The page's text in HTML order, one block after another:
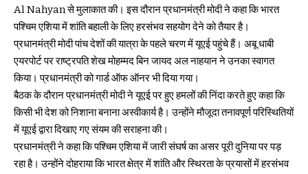
Al Nahyan से मुलाकात की। इस दौरान प्रधानमंत्री मोदी ने कहा कि भारत
पश्चिम एशिया में शांति बहाली के लिए हरसंभव सहयोग देने को तैयार है।
प्रधानमंत्री मोदी पांच देशों की यात्रा के पहले चरण में यूएई पहुंचे हैं। अबू धाबी
एयरपोर्ट पर राष्ट्रपति शेख मोहम्मद बिन जायद अल नाहयान ने उनका स्वागत
किया। प्रधानमंत्री को गार्ड ऑफ ऑनर भी दिया गया।
बैठक के दौरान प्रधानमंत्री मोदी ने यूएई पर हुए हमलों की निंदा करते हुए कहा कि
किसी भी देश को निशाना बनाना अस्वीकार्य है। उन्होंने मौजूदा तनावपूर्ण परिस्थितियों
में यूएई द्वारा दिखाए गए संयम की सराहना की।
प्रधानमंत्री ने कहा कि पश्चिम एशिया में जारी संघर्ष का असर पूरी दुनिया पर पड़
रहा है। उन्होंने दोहराया कि भारत क्षेत्र में शांति और स्थिरता के प्रयासों में हरसंभव